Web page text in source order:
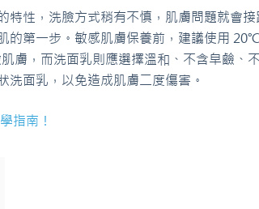
特性，洗臉方式稍有不慎，肌膚問題就會接
的第一步。敏感肌膚保養前，建議使用
膚，而洗面乳則應選擇溫和、不含皁鹼、
洗面乳，以免造成肌膚二度傷害。
指南！